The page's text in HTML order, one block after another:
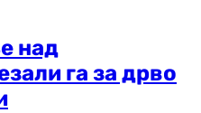
над
га за дрво